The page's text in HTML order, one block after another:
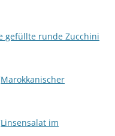
gefüllte runde Zucchini
im